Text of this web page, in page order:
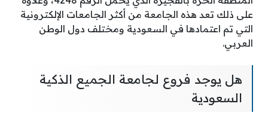
على ذلك تعد هذه الجامعة من أكثر الجامعات الإلكترونية
التي تم اعتمادها في السعودية ومختلف دول الوطن
العربي.
هل يوجد فروع لجامعة الجميع الذكية
السعودية